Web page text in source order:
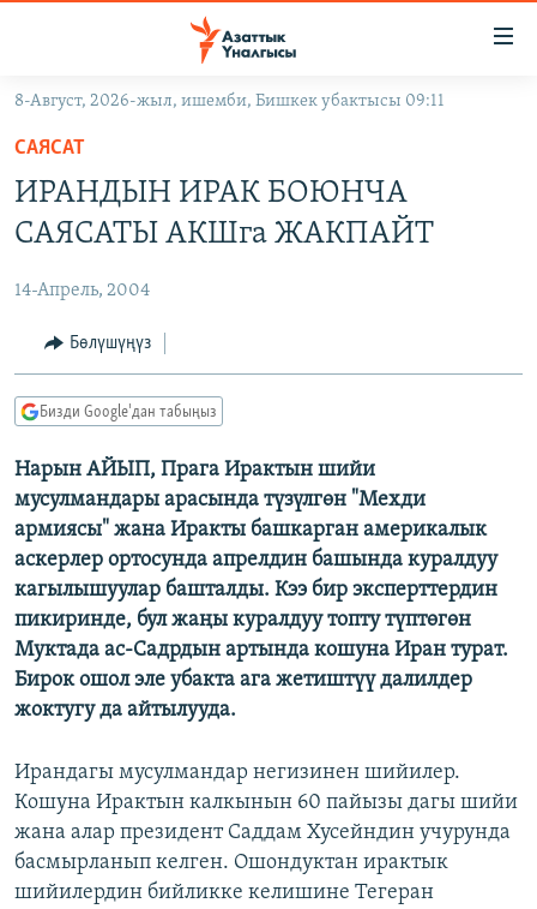
Навигацияга
өтүңүз
Издөөгө
салыңыз
ЭКОНОМИКА
МАДАНИЯТ
БОРБОР АЗИЯ
АТАЙЫН ИЛИКТӨӨ
ТВ ПРОГРАММАЛАР
ЭКСПЕРТТЕР ТАЛДАЙТ
БИЗ ЖАНА ДҮЙНӨ
ДАНИСТЕ
ЭЖЕ-СИҢДИЛЕР
АЗАТТЫК+
ЫҢГАЙСЫЗ СУРООЛОР
ӨЗГӨЧӨ ПИКИР
Русский
ОНЛАЙН ШЕРИНЕ
ЭЕ/АРнун бардык сайттары
8-Август, 2026-жыл, ишемби, Бишкек убактысы 09:11
САЯСАТ
ИРАНДЫН ИРАК БОЮНЧА
САЯСАТЫ АКШга ЖАКПАЙТ
14-Апрель, 2004
Бөлүшүңүз
Бизди Google'дан табыңыз
Нарын АЙЫП, Прага Ирактын шийи
мусулмандары арасында түзүлгөн "Мехди
армиясы" жана Иракты башкарган америкалык
аскерлер ортосунда апрелдин башында куралдуу
кагылышуулар башталды. Кээ бир эксперттердин
пикиринде, бул жаңы куралдуу топту түптөгөн
Муктада ас-Садрдын артында кошуна Иран турат.
Бирок ошол эле убакта ага жетиштүү далилдер
жоктугу да айтылууда.
Ирандагы мусулмандар негизинен шийилер.
Кошуна Ирактын калкынын 60 пайызы дагы шийи
жана алар президент Саддам Хусейндин учурунда
басмырланып келген. Ошондуктан ирактык
шийилердин бийликке келишине Тегеран